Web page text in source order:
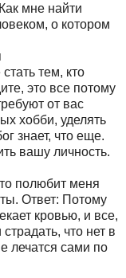
мне найти
о котором
тем, кто
это все потому
от вас
хобби, уделять
знает, что еще.
вашу личность.
полюбит меня
Ответ: Потому
кровью, и все,
что нет в
лечатся сами по